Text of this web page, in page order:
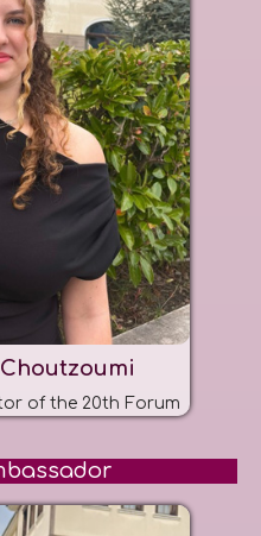
of the 20th Forum